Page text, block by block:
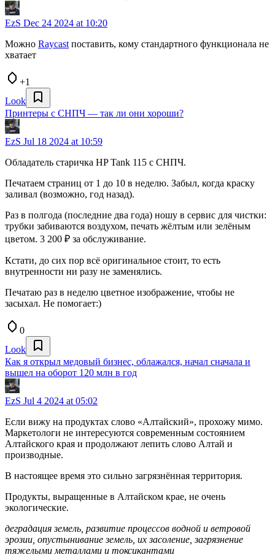
EzS Dec 24 2024 at 10:20
Можно Raycast поставить, кому стандартного функционала не
хватает
+1
Look
Принтеры с СНПЧ — так ли они хороши?
EzS Jul 18 2024 at 10:59
Обладатель старичка HP Tank 115 с СНПЧ.
Печатаем страниц от 1 до 10 в неделю. Забыл, когда краску
заливал (возможно, год назад).
Раз в полгода (последние два года) ношу в сервис для чистки:
трубки забиваются воздухом, печать жёлтым или зелёным
цветом. 3 200 ₽ за обслуживание.
Кстати, до сих пор всё оригинальное стоит, то есть
внутренности ни разу не заменялись.
Печатаю раз в неделю цветное изображение, чтобы не
засыхал. Не помогает:)
0
Look
Как я открыл медовый бизнес, облажался, начал сначала и
вышел на оборот 120 млн в год
EzS Jul 4 2024 at 05:02
Если вижу на продуктах слово «Алтайский», прохожу мимо.
Маркетологи не интересуются современным состоянием
Алтайского края и продолжают лепить слово Алтай и
производные.
В настоящее время это сильно загрязнённая территория.
Продукты, выращенные в Алтайском крае, не очень
экологические.
деградация земель, развитие процессов водной и ветровой
эрозии, опустынивание земель, их засоление, загрязнение
тяжелыми металлами и токсикантами